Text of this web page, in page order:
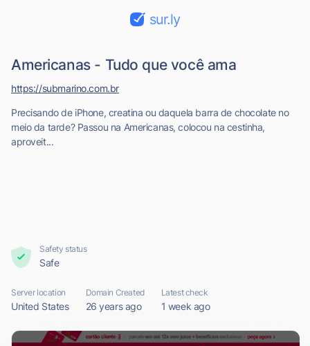
sur.ly
Americanas - Tudo que você ama
Precisando de iPhone, creatina ou daquela barra de chocolate no
meio da tarde? Passou na Americanas, colocou na cestinha,
aproveit...
https://submarino.com.br
Safety status
Safe
Server location
United States
Domain Created
26 years ago
Latest check
1 week ago